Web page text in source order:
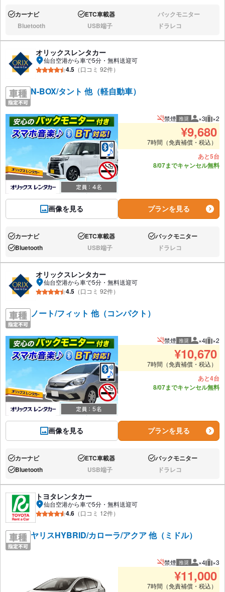
あり:カーナビ あり:ETC車載器 なし:バックモニター
なし:Bluetooth なし:USB端子 なし:ドラレコ
オリックスレンタカー
仙台空港から車で5分・無料送迎可
4.5 （口コミ 92件）
N-BOX/タント 他（軽自動車）
画像を見る
禁煙 推奨 推奨人数
×3 推
×2
¥9,680
7時間（免責補償・税込）
あと5台
8/07までキャンセル無料
プランを見る
あり:カーナビ あり:ETC車載器 あり:バックモニター
あり:Bluetooth なし:USB端子 なし:ドラレコ
オリックスレンタカー
仙台空港から車で5分・無料送迎可
4.5 （口コミ 92件）
ノート/フィット 他（コンパクト）
画像を見る
禁煙 推奨 推奨人数
×4 推
×2
¥10,670
7時間（免責補償・税込）
あと4台
8/07までキャンセル無料
プランを見る
あり:カーナビ あり:ETC車載器 あり:バックモニター
あり:Bluetooth なし:USB端子 なし:ドラレコ
トヨタレンタカー
仙台空港から車で5分・無料送迎可
4.6 （口コミ 12件）
ヤリスHYBRID/カローラ/アクア 他（ミドル）
禁煙 推奨 推奨人数
×4 推
×3
¥11,000
7時間（免責補償・税込）